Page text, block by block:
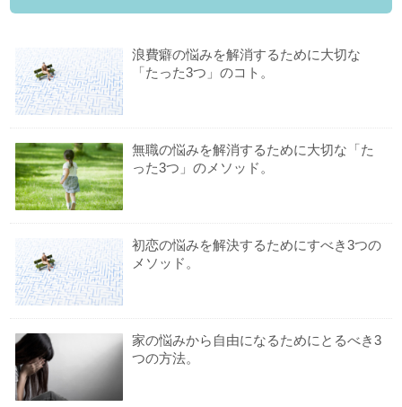
浪費癖の悩みを解消するために大切な
「たった3つ」のコト。
無職の悩みを解消するために大切な「た
った3つ」のメソッド。
初恋の悩みを解決するためにすべき3つの
メソッド。
家の悩みから自由になるためにとるべき3
つの方法。